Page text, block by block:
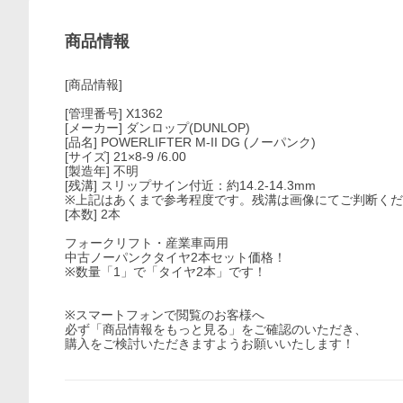
商品情報
[商品情報]
[管理番号] X1362
[メーカー] ダンロップ(DUNLOP)
[品名] POWERLIFTER M-II DG (ノーパンク)
[サイズ] 21×8-9 /6.00
[製造年] 不明
[残溝] スリップサイン付近：約14.2-14.3mm
※上記はあくまで参考程度です。残溝は画像にてご判断く
[本数] 2本
フォークリフト・産業車両用
中古ノーパンクタイヤ2本セット価格！
※数量「1」で「タイヤ2本」です！
※スマートフォンで閲覧のお客様へ
必ず「商品情報をもっと見る」をご確認のいただき、
購入をご検討いただきますようお願いいたします！